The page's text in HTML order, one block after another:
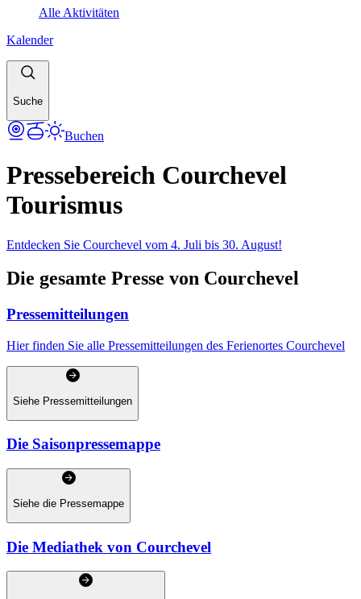
Alle Aktivitäten
Kalender
Suche
Buchen
Pressebereich Courchevel
Tourismus
Entdecken Sie Courchevel vom 4. Juli bis 30. August!
Die gesamte Presse von Courchevel
Pressemitteilungen
Hier finden Sie alle Pressemitteilungen des Ferienortes Courchevel
Siehe Pressemitteilungen
Die Saisonpressemappe
Siehe die Pressemappe
Die Mediathek von Courchevel